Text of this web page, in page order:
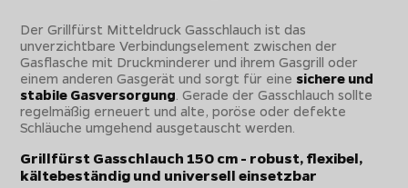
Der Grillfürst Mitteldruck Gasschlauch ist das
unverzichtbare Verbindungselement zwischen der
Gasflasche mit Druckminderer und ihrem Gasgrill oder
einem anderen Gasgerät und sorgt für eine sichere und
stabile Gasversorgung. Gerade der Gasschlauch sollte
regelmäßig erneuert und alte, poröse oder defekte
Schläuche umgehend ausgetauscht werden.
Grillfürst Gasschlauch 150 cm - robust, flexibel,
kältebeständig und universell einsetzbar